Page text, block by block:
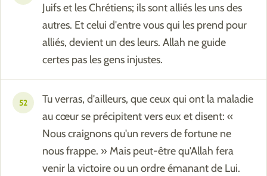
Juifs et les Chrétiens; ils sont alliés les uns des
autres. Et celui d'entre vous qui les prend pour
alliés, devient un des leurs. Allah ne guide
certes pas les gens injustes.
52
Tu verras, d'ailleurs, que ceux qui ont la maladie
au cœur se précipitent vers eux et disent: «
Nous craignons qu'un revers de fortune ne
nous frappe. » Mais peut-être qu'Allah fera
venir la victoire ou un ordre émanant de Lui.